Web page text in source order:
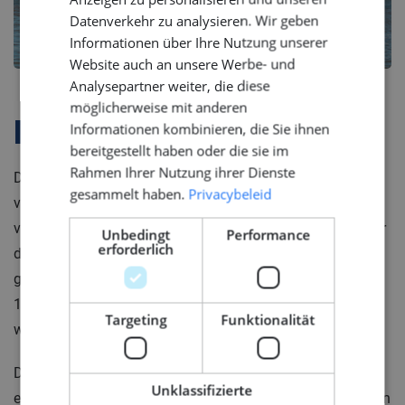
Firmenprofil
Deze moderne toeleverancier van complexe onderdelen
voor de megajachtbouw combineert traditioneel
vakmanschap met de nieuwste technologieën. Met meer
dan 160 jaar ervaring verbindt zij techniek, innovatie en
geschiedenis moeiteloos. Van houten vaartuigen in de
19e eeuw tot geavanceerde hydraulische systemen op
wereldwijde superjachten.
De teams, verdeeld over engineering, productie, inbouw
en service, bestaan uit ervaren vakmensen en collega’s in
Datenverkehr zu analysieren. Wir geben
Informationen über Ihre Nutzung unserer
Website auch an unsere Werbe- und
Analysepartner weiter, die diese
möglicherweise mit anderen
Informationen kombinieren, die Sie ihnen
bereitgestellt haben oder die sie im
Rahmen Ihrer Nutzung ihrer Dienste
gesammelt haben. Privacybeleid
Unbedingt
erforderlich
Performance
Targeting Funktionalität
Unklassifizierte